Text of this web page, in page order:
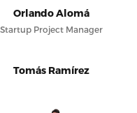
Orlando Alomá
Startup Project Manager
Tomás Ramírez